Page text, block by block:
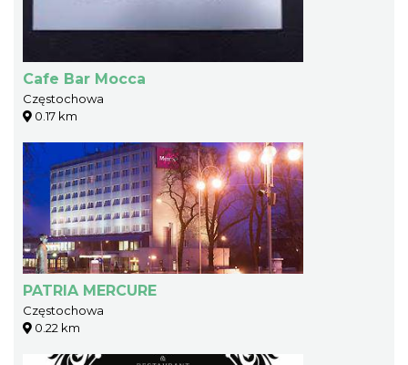
Cafe Bar Mocca
Częstochowa
0.17 km
PATRIA MERCURE
Częstochowa
0.22 km